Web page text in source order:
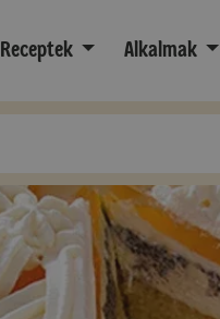
Receptek Alkalmak